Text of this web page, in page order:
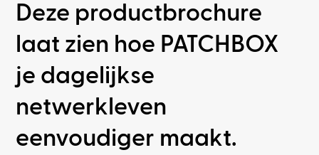
Deze productbrochure
laat zien hoe PATCHBOX
je dagelijkse
netwerkleven
eenvoudiger maakt.